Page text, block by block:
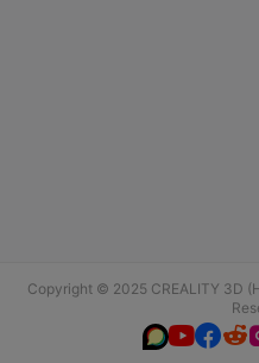
Copyright © 2025 CREALITY 3D
